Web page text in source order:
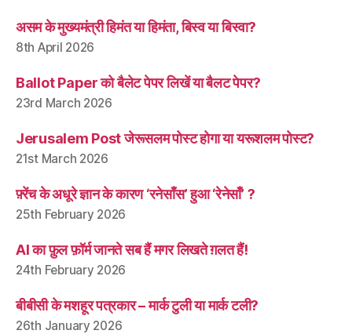
असम के मुख्यमंत्री हिमंत या हिमंता, बिस्व या बिस्वा?
8th April 2026
Ballot Paper को बैलेट पेपर लिखें या बैलट पेपर?
23rd March 2026
Jerusalem Post जेरूसलम पोस्ट होगा या यरूशलम पोस्ट?
21st March 2026
फ़्रेंच के अधूरे ज्ञान के कारण ‘रनेसाँस’ हुआ ‘रेनेसाँ’ ?
25th February 2026
AI का फ़ुल फ़ॉर्म जानते सब हैं मगर लिखते ग़लत हैं!
24th February 2026
बीबीसी के मशहूर पत्रकार – मार्क टुली या मार्क टली?
26th January 2026